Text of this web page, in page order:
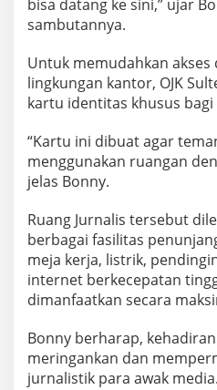
bisa datang ke sini,” ujar
sambutannya.
Untuk memudahkan
lingkungan kantor, OJK
kartu identitas khusus
“Kartu ini dibuat agar
menggunakan ruangan
jelas Bonny.
Ruang Jurnalis tersebut
berbagai fasilitas
meja kerja, listrik,
internet berkecepatan
dimanfaatkan secara
Bonny berharap,
meringankan dan
jurnalistik para awak media.